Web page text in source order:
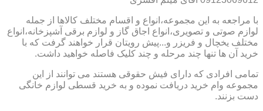
با مراجعه به این مجموعه،انواع و اقسام مختلف کالاها از جمله
لوازم صوتی و تصویری،انواع اجاق گاز و لوازم برقی آشپزخانه،انواع
مختلف یخچال و فریزر و...پیش رویتان قرار خواهند گرفت که با
خرید آن ها تنها چند مرحله و چند کلیک فاصله خواهید داشت.
تمامی افرادی که دارای فیش حقوقی هستند می توانند از این
مجموعه وام خرید دریافت نموده و به خرید قسطی لوازم خانگی
دست بزنند.